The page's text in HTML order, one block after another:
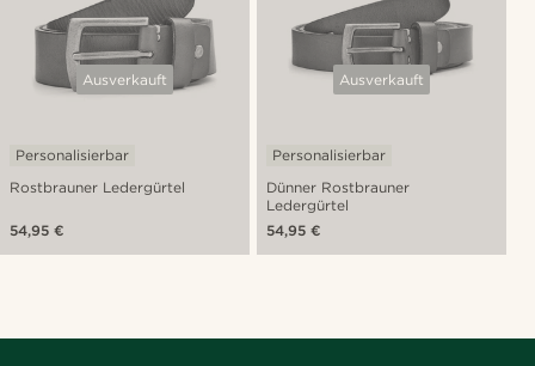
Ausverkauft
Rostbrauner Ledergürtel
Personalisierbar
54,95 €
Ausverkauft
Dünner Rostbrauner
Ledergürtel
Personalisierbar
54,95 €